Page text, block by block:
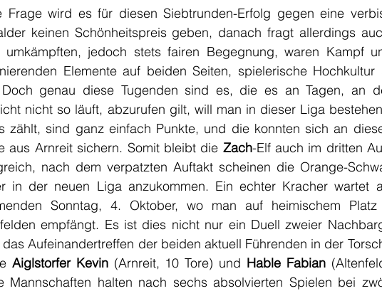
Frage wird es für diesen Siebtrunden-Erfolg gegen eine
keinen Schönheitspreis geben, danach fragt allerdings
umkämpften, jedoch stets fairen Begegnung, waren Kampf
Elemente auf beiden Seiten, spielerische
genau diese Tugenden sind es, die es an Tagen, an
nicht so läuft, abzurufen gilt, will man in dieser Liga
zählt, sind ganz einfach Punkte, und die konnten sich an
aus Arnreit sichern. Somit bleibt die Zach-Elf auch im dritten
nach dem verpatzten Auftakt scheinen die Orange-
in der neuen Liga anzukommen. Ein echter Kracher wartet
Sonntag, 4. Oktober, wo man auf heimischem
empfängt. Es ist dies nicht nur ein Duell zweier
Aufeinandertreffen der beiden aktuell Führenden in der
Aiglstorfer Kevin (Arnreit, 10 Tore) und Hable Fabian
Mannschaften halten nach sechs absolvierten Spielen bei